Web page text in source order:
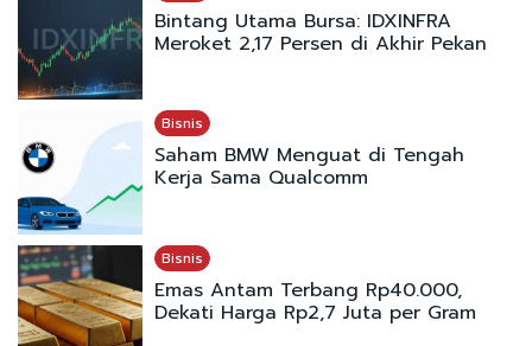
Bintang Utama Bursa: IDXINFRA
Meroket 2,17 Persen di Akhir Pekan
Bisnis
Saham BMW Menguat di Tengah
Kerja Sama Qualcomm
Bisnis
Emas Antam Terbang Rp40.000,
Dekati Harga Rp2,7 Juta per Gram